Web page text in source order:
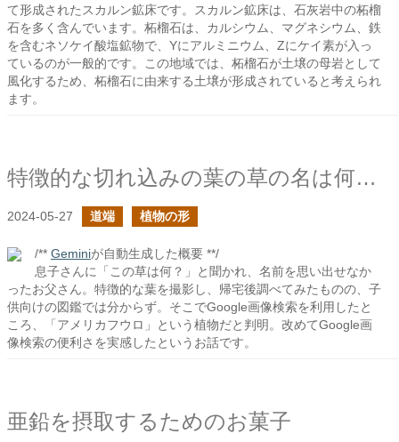
て形成されたスカルン鉱床です。スカルン鉱床は、石灰岩中の柘榴
石を多く含んでいます。柘榴石は、カルシウム、マグネシウム、鉄
を含むネソケイ酸塩鉱物で、Yにアルミニウム、Zにケイ素が入っ
ているのが一般的です。この地域では、柘榴石が土壌の母岩として
風化するため、柘榴石に由来する土壌が形成されていると考えられ
ます。
特徴的な切れ込みの葉の草の名は何か？
2024-05-27 道端 植物の形
/** Geminiが自動生成した概要 **/
息子さんに「この草は何？」と聞かれ、名前を思い出せなか
ったお父さん。特徴的な葉を撮影し、帰宅後調べてみたものの、子
供向けの図鑑では分からず。そこでGoogle画像検索を利用したと
ころ、「アメリカフウロ」という植物だと判明。改めてGoogle画
像検索の便利さを実感したというお話です。
亜鉛を摂取するためのお菓子